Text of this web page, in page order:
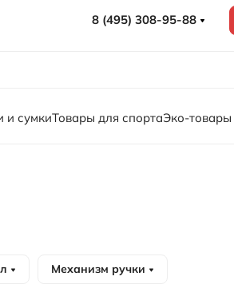
8 (495) 308-95-88
и сумкиТовары для спортаЭко-товары
Механизм ручки